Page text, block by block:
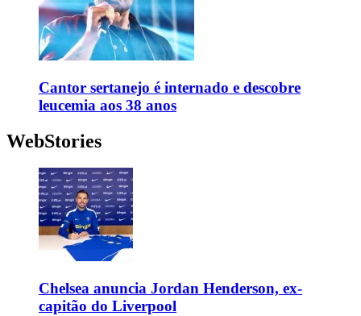
Cantor sertanejo é internado e descobre
leucemia aos 38 anos
WebStories
Chelsea anuncia Jordan Henderson, ex-
capitão do Liverpool